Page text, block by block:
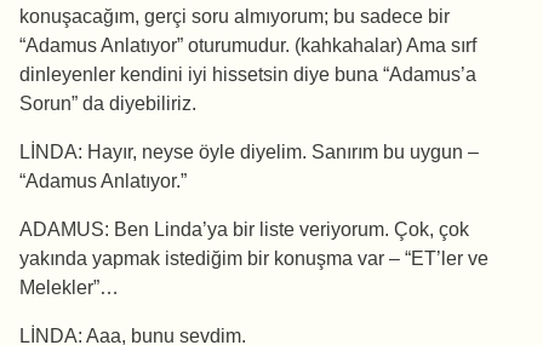
konuşacağım, gerçi soru almıyorum; bu sadece bir
“Adamus Anlatıyor” oturumudur. (kahkahalar) Ama sırf
dinleyenler kendini iyi hissetsin diye buna “Adamus’a
Sorun” da diyebiliriz.
LİNDA: Hayır, neyse öyle diyelim. Sanırım bu uygun –
“Adamus Anlatıyor.”
ADAMUS: Ben Linda’ya bir liste veriyorum. Çok, çok
yakında yapmak istediğim bir konuşma var – “ET’ler ve
Melekler”…
LİNDA: Aaa, bunu sevdim.